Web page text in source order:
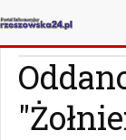
JESTEŚ TUTAJ: